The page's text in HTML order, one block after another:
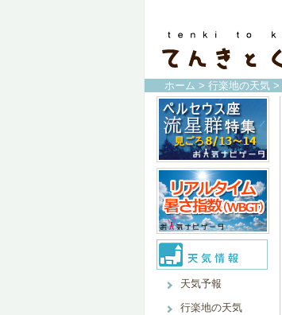
ホーム > 行楽地の天気 >
天気予報
行楽地の天気